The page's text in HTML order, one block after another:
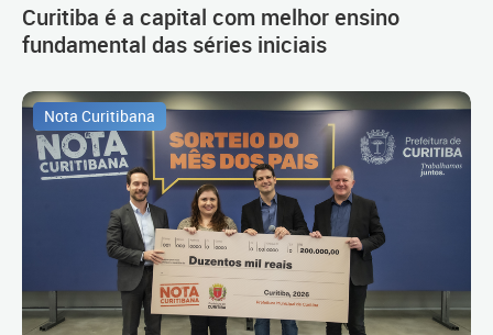
Curitiba é a capital com melhor ensino
fundamental das séries iniciais
Nota Curitibana